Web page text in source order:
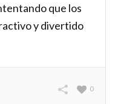
que los
y divertido
0